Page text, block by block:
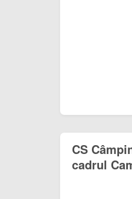
CS
cadrul